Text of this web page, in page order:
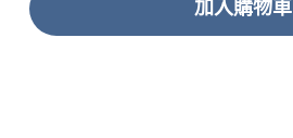
加入購物車